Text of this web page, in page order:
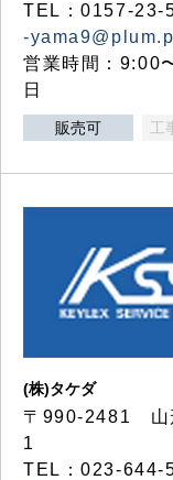
TEL：0157-23-
-
営業時間：9:00
日
販売可 工
(株)タケダ
〒990-2481 山
1
TEL：023-644-